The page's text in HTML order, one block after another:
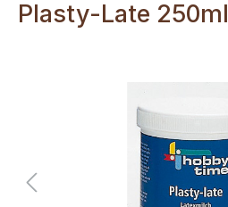
Plasty-Late 250ml
Bildergalerie überspringen